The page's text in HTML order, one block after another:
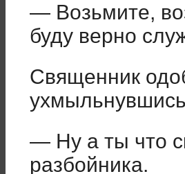
— Возьмите,
буду верно
Священник
— Ну а ты что
разбойника.